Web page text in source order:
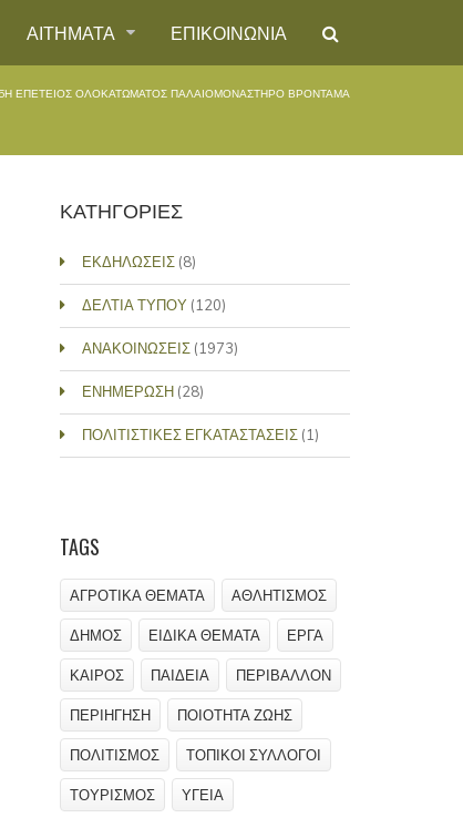
ΑΙΤΗΜΑΤΑ ΕΠΙΚΟΙΝΩΝΙΑ
ΕΠΈΤΕΙΟΣ ΟΛΟΚΑΤΏΜΑΤΟΣ ΠΑΛΑΙΟΜΟΝΆΣΤΗΡΟ ΒΡΟΝΤΑΜΆ
ΚΑΤΗΓΟΡΙΕΣ
ΕΚΔΗΛΩΣΕΙΣ(8)
ΔΕΛΤΙΑ ΤΥΠΟΥ(120)
ΑΝΑΚΟΙΝΩΣΕΙΣ(1973)
ΕΝΗΜΕΡΩΣΗ(28)
ΠΟΛΙΤΙΣΤΙΚΕΣ ΕΓΚΑΤΑΣΤΑΣΕΙΣ(1)
TAGS
ΑΓΡΟΤΙΚΑ ΘΕΜΑΤΑ ΑΘΛΗΤΙΣΜΟΣ
ΔΗΜΟΣ ΕΙΔΙΚΑ ΘΕΜΑΤΑ ΕΡΓΑ
ΚΑΙΡΟΣ ΠΑΙΔΕΙΑ ΠΕΡΙΒΑΛΛΟΝ
ΠΕΡΙΗΓΗΣΗ ΠΟΙΟΤΗΤΑ ΖΩΗΣ
ΠΟΛΙΤΙΣΜΟΣ ΤΟΠΙΚΟΙ ΣΥΛΛΟΓΟΙ
ΤΟΥΡΙΣΜΟΣ ΥΓΕΙΑ